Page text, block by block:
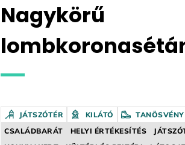
Nagykörű
JÁTSZÓTÉR KILÁTÓ TANÖSVÉNY
CSALÁDBARÁT
HELYI ÉRTÉKESÍTÉS